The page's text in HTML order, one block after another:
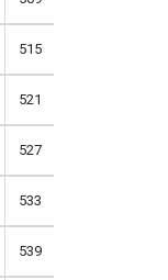
515
521
527
533
539